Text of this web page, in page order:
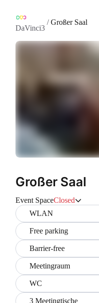
DaVinci3
/Großer Saal
Großer Saal
Event SpaceClosed
WLAN
Free parking
Barrier-free
Meetingraum
WC
3 Meetingtische